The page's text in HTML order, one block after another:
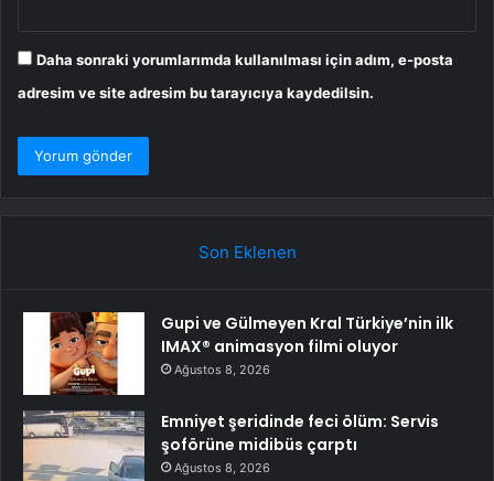
Daha sonraki yorumlarımda kullanılması için adım, e-posta
adresim ve site adresim bu tarayıcıya kaydedilsin.
Son Eklenen
Gupi ve Gülmeyen Kral Türkiye’nin ilk
IMAX® animasyon filmi oluyor
Ağustos 8, 2026
Emniyet şeridinde feci ölüm: Servis
şoförüne midibüs çarptı
Ağustos 8, 2026